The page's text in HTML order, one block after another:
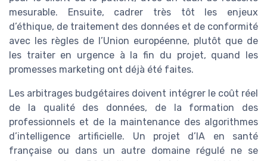
mesurable. Ensuite, cadrer très tôt les enjeux
d’éthique, de traitement des données et de conformité
avec les règles de l’Union européenne, plutôt que de
les traiter en urgence à la fin du projet, quand les
promesses marketing ont déjà été faites.
Les arbitrages budgétaires doivent intégrer le coût réel
de la qualité des données, de la formation des
professionnels et de la maintenance des algorithmes
d’intelligence artificielle. Un projet d’IA en santé
française ou dans un autre domaine régulé ne se